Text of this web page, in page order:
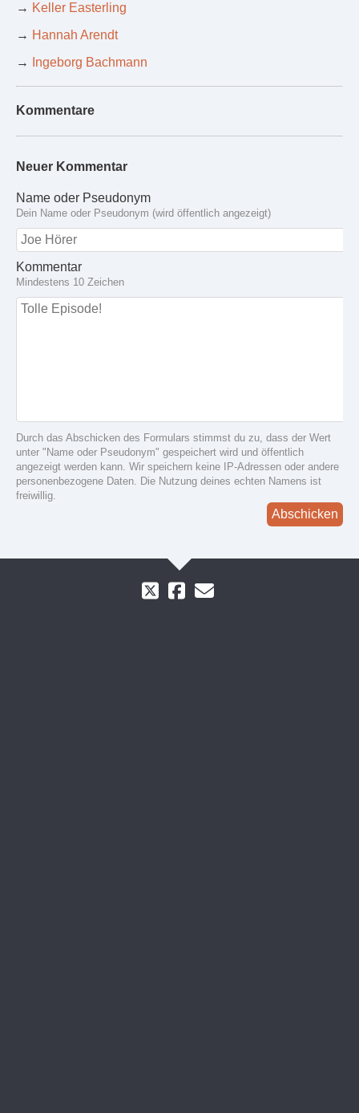
→ Keller Easterling
→ Hannah Arendt
→
Ingeborg Bachmann
Kommentare
Neuer Kommentar
Name oder Pseudonym
Dein Name oder Pseudonym (wird öffentlich angezeigt)
Kommentar
Mindestens 10 Zeichen
Durch das Abschicken des Formulars stimmst du zu, dass der Wert
unter "Name oder Pseudonym" gespeichert wird und öffentlich
angezeigt werden kann. Wir speichern keine IP-Adressen oder andere
personenbezogene Daten. Die Nutzung deines echten Namens ist
freiwillig.
Abschicken